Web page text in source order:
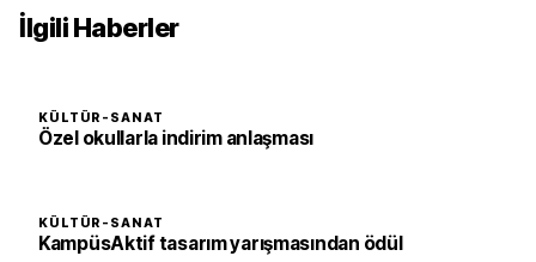
İlgili Haberler
KÜLTÜR-SANAT
Özel okullarla indirim anlaşması
KÜLTÜR-SANAT
KampüsAktif tasarım yarışmasından ödül